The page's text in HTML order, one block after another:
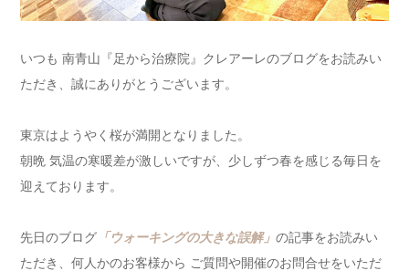
いつも 南青山『足から治療院』クレアーレのブログをお読みい
ただき、誠にありがとうございます。
東京はようやく桜が満開となりました。
朝晩 気温の寒暖差が激しいですが、少しずつ春を感じる毎日を
迎えております。
先日のブログ 「ウォーキングの大きな誤解」 の記事をお読みい
ただき、何人かのお客様から ご質問や開催のお問合せをいただ